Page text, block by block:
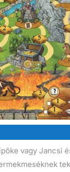
vagy Jancsi